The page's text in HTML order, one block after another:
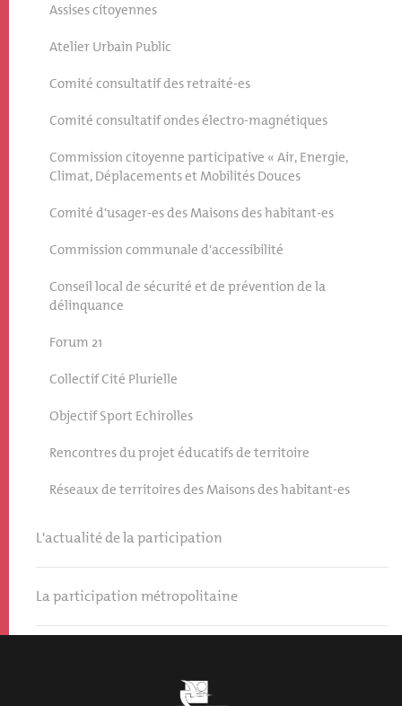
Assises citoyennes
Atelier Urbain Public
Comité consultatif des retraité-es
Comité consultatif ondes électro-magnétiques
Commission citoyenne participative « Air, Energie,
Climat, Déplacements et Mobilités Douces
Comité d'usager-es des Maisons des habitant-es
Commission communale d'accessibilité
Conseil local de sécurité et de prévention de la
délinquance
Forum 21
Collectif Cité Plurielle
Objectif Sport Echirolles
Rencontres du projet éducatifs de territoire
Réseaux de territoires des Maisons des habitant-es
L'actualité de la participation
La participation métropolitaine